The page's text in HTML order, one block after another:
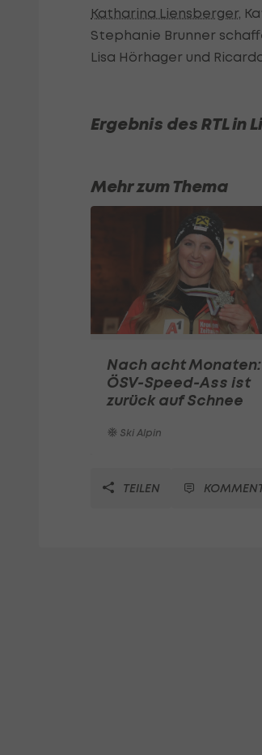
Katharina Liensberger,
Stephanie Brunner
Lisa Hörhager und
Ergebnis des RTL in
Mehr zum Thema
Nach acht Monaten:
ÖSV-Speed-Ass ist
zurück auf Schnee
Ski Alpin
TEILEN